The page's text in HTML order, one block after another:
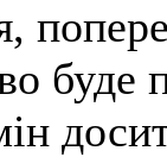
буде